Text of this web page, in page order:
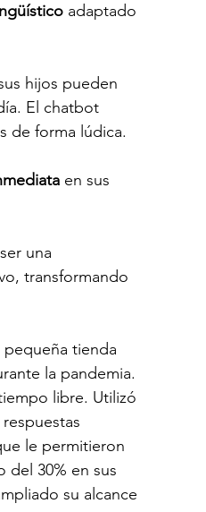
adaptado
hijos pueden
El chatbot
de forma lúdica.
en sus
una
transformando
pequeña tienda
la pandemia.
libre. Utilizó
le permitieron
del 30% en sus
su alcance